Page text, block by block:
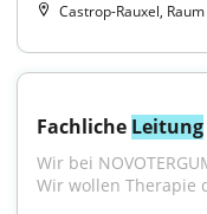
Castrop-Rauxel, Raum
Fachliche Leitung
Wir bei
Wir wollen Therapie